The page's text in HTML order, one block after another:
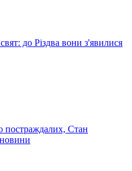
до Різдва вони з'явилися
постраждалих, Стан